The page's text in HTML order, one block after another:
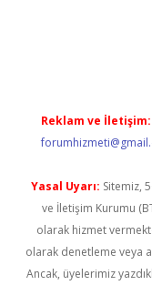
Reklam ve İletişim:
Yasal Uyarı: Sitemiz,
ve İletişim Kurumu
olarak hizmet
olarak denetleme veya
Ancak, üyelerimiz